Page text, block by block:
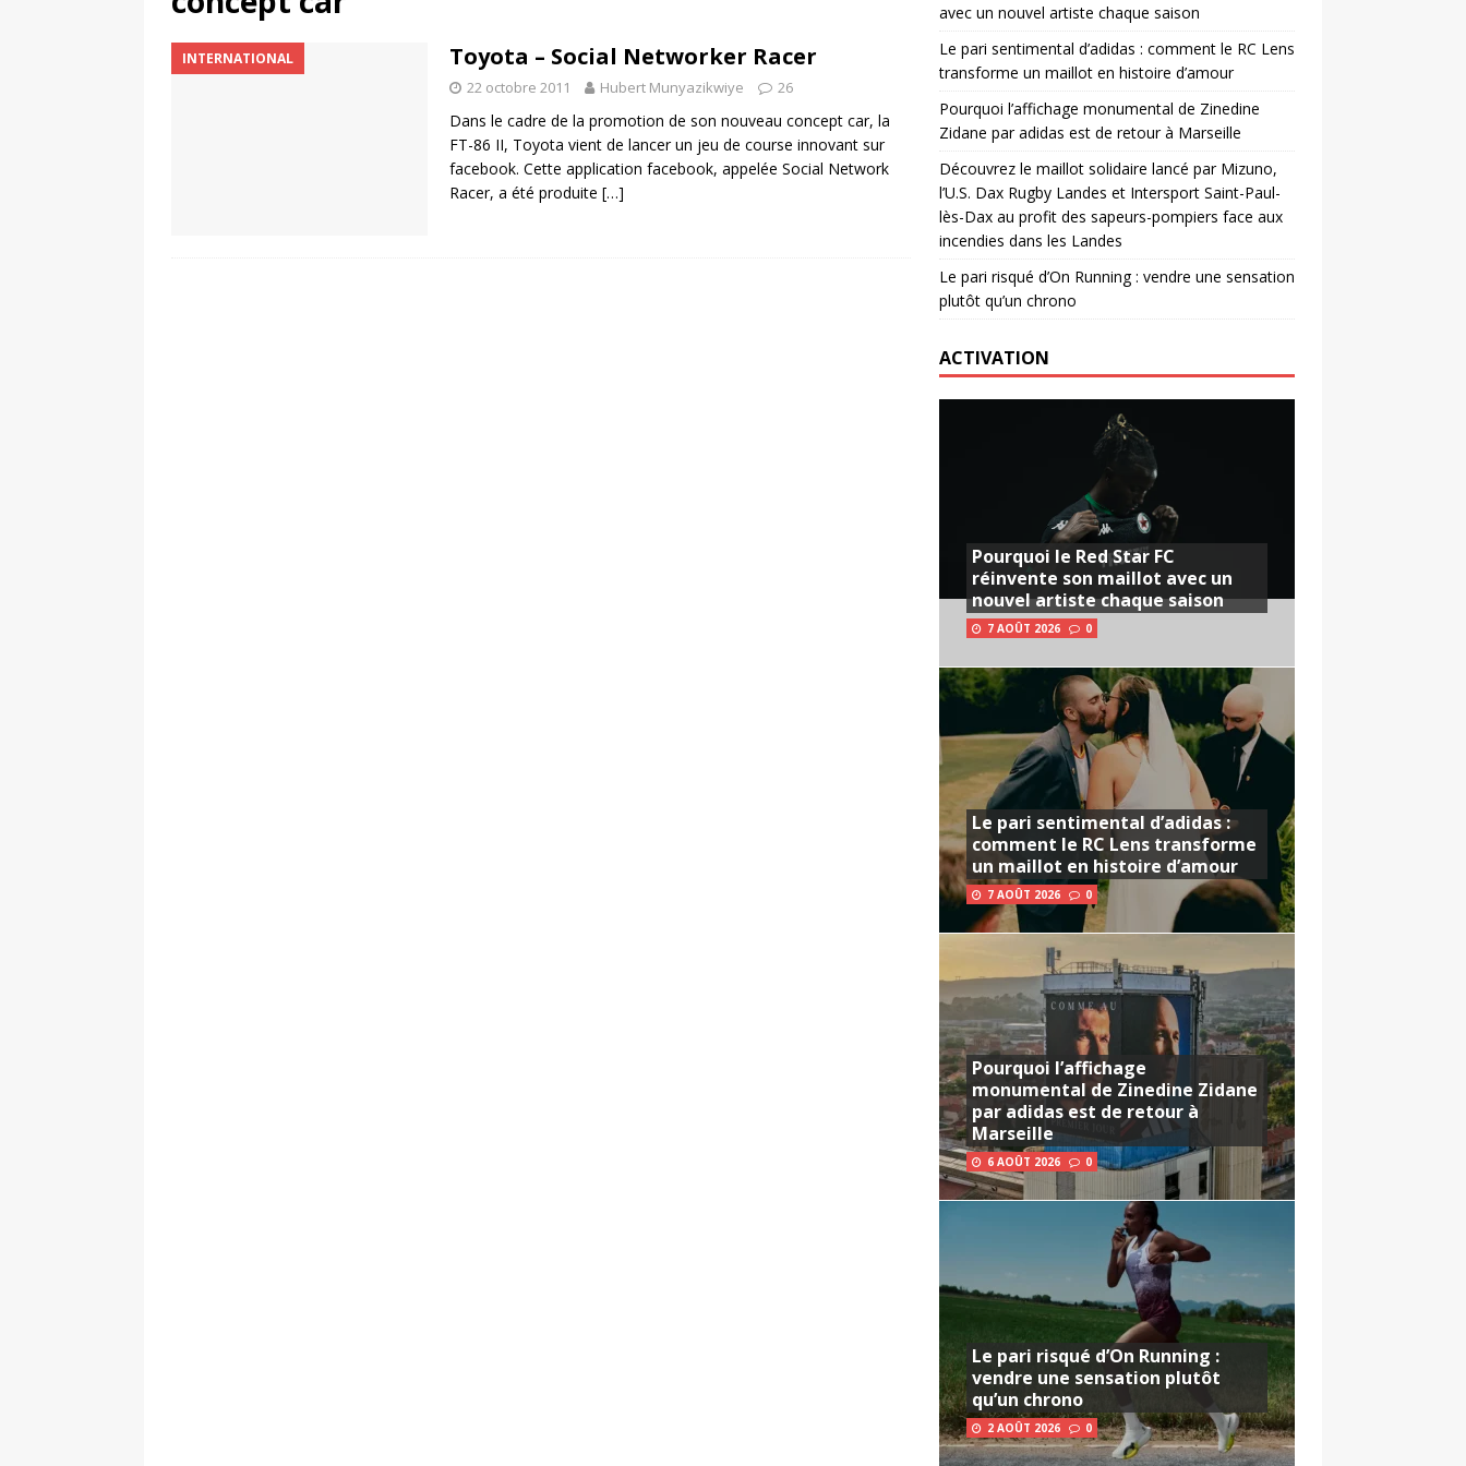
[ 4 août 2026 ]
Saint-Paul-lès-Dax au profit des sapeurs-pompiers face aux incendies dans les Landes
RUGBY
Le pari risqué d’On Running : vendre une sensation plutôt qu’un chrono
Pourquoi le Red Star FC réinvente son maillot avec un nouvel artiste chaque saison
INTERNATIONAL Toyota – Social Networker Racer
22 octobre 2011 Hubert Munyazikwiye 26
Dans le cadre de la promotion de son nouveau concept car, la
FT-86 II, Toyota vient de lancer un jeu de course innovant sur
facebook. Cette application facebook, appelée Social Network
Racer, a été produite […]
avec un nouvel artiste chaque saison
Le pari sentimental d’adidas : comment le RC Lens
transforme un maillot en histoire d’amour
Pourquoi l’affichage monumental de Zinedine
Zidane par adidas est de retour à Marseille
Découvrez le maillot solidaire lancé par Mizuno,
l’U.S. Dax Rugby Landes et Intersport Saint-Paul-
lès-Dax au profit des sapeurs-pompiers face aux
incendies dans les Landes
Le pari risqué d’On Running : vendre une sensation
plutôt qu’un chrono
ACTIVATION
Pourquoi le Red Star FC
réinvente son maillot avec un
nouvel artiste chaque saison
7 AOÛT 2026 0
Le pari sentimental d’adidas :
comment le RC Lens transforme
un maillot en histoire d’amour
7 AOÛT 2026 0
Pourquoi l’affichage
monumental de Zinedine Zidane
par adidas est de retour à
Marseille
6 AOÛT 2026 0
Le pari risqué d’On Running :
vendre une sensation plutôt
qu’un chrono
2 AOÛT 2026 0